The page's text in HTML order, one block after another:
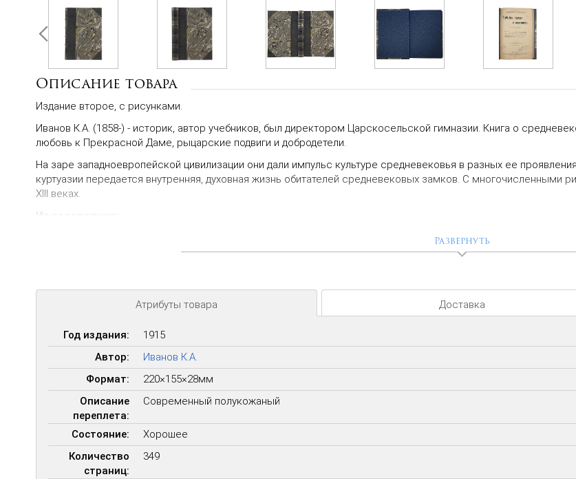
Описание товара
Издание второе, с рисунками.
Иванов К.А. (1858-) - историк, автор учебников, был директором Царскосельской гимназии. Книга о
любовь к Прекрасной Даме, рыцарские подвиги и добродетели.
На заре западноевропейской цивилизации они дали импульс культуре средневековья в разных ее
куртуазии передается внутренняя, духовная жизнь обитателей средневековых замков. С многочисленными
XIII веках.
Из содержания:
Трубадур Бертран де-Борн.
Романы Круглого Стола.
Вальтер фон-дер-Фогельвейде.
Вольфрам фон-Эшенбах.
Лоэнгрин, сын Парциваля.
Тристан и Изольда.
Развернуть
Атрибуты товара Доставка
Год издания:
1915
Автор:
Иванов К.А.
Формат:
220×155×28мм
Описание
переплета:
Современный полукожаный
Состояние:
Хорошее
Количество
страниц:
349